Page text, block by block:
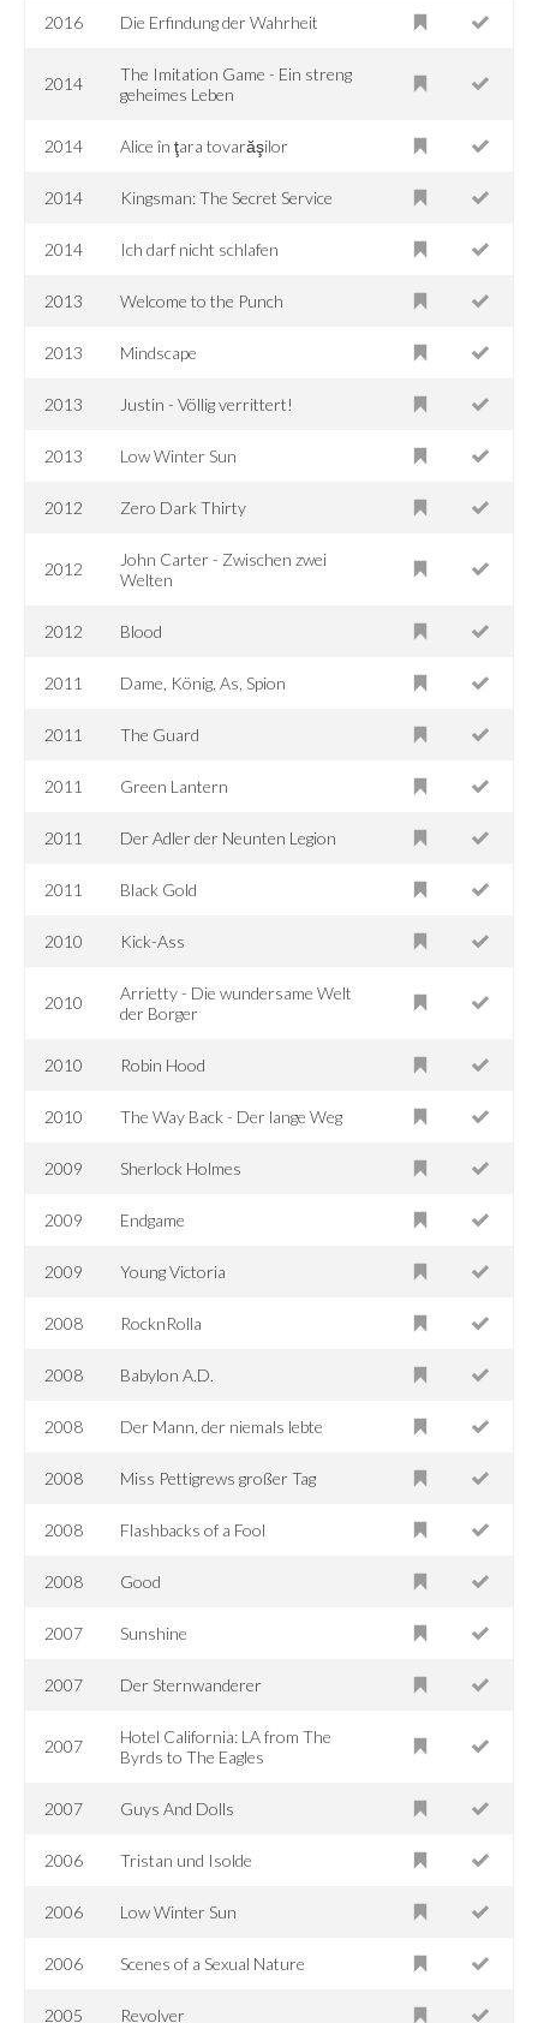
2016 Die Erfindung der Wahrheit
2014
The Imitation Game - Ein streng
geheimes Leben
2014 Alice în ţara tovarăşilor
2014 Kingsman: The Secret Service
2014 Ich darf nicht schlafen
2013 Welcome to the Punch
2013 Mindscape
2013 Justin - Völlig verrittert!
2013 Low Winter Sun
2012 Zero Dark Thirty
2012
John Carter - Zwischen zwei
Welten
2012 Blood
2011 Dame, König, As, Spion
2011 The Guard
2011 Green Lantern
2011 Der Adler der Neunten Legion
2011 Black Gold
2010 Kick-Ass
2010
Arrietty - Die wundersame Welt
der Borger
2010 Robin Hood
2010 The Way Back - Der lange Weg
2009 Sherlock Holmes
2009 Endgame
2009 Young Victoria
2008 RocknRolla
2008 Babylon A.D.
2008 Der Mann, der niemals lebte
2008 Miss Pettigrews großer Tag
2008 Flashbacks of a Fool
2008 Good
2007 Sunshine
2007 Der Sternwanderer
2007
Hotel California: LA from The
Byrds to The Eagles
2007 Guys And Dolls
2006 Tristan und Isolde
2006 Low Winter Sun
2006 Scenes of a Sexual Nature
2005 Revolver